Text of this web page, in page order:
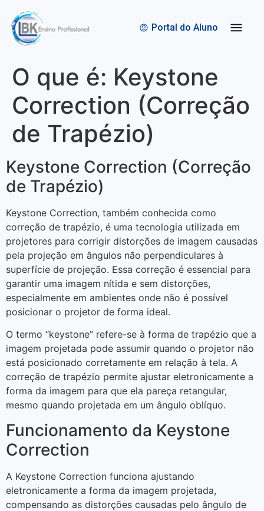
Portal do Aluno
O que é: Keystone
Correction (Correção
de Trapézio)
Keystone Correction (Correção
de Trapézio)
Keystone Correction, também conhecida como
correção de trapézio, é uma tecnologia utilizada em
projetores para corrigir distorções de imagem causadas
pela projeção em ângulos não perpendiculares à
superfície de projeção. Essa correção é essencial para
garantir uma imagem nítida e sem distorções,
especialmente em ambientes onde não é possível
posicionar o projetor de forma ideal.
O termo “keystone” refere-se à forma de trapézio que a
imagem projetada pode assumir quando o projetor não
está posicionado corretamente em relação à tela. A
correção de trapézio permite ajustar eletronicamente a
forma da imagem para que ela pareça retangular,
mesmo quando projetada em um ângulo oblíquo.
Funcionamento da Keystone
Correction
A Keystone Correction funciona ajustando
eletronicamente a forma da imagem projetada,
compensando as distorções causadas pelo ângulo de